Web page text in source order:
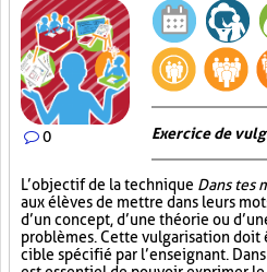
0 Exercice de
L’objectif de la technique Dans tes
aux élèves de mettre dans leurs
d’un concept, d’une théorie ou
problèmes. Cette vulgarisation doit
cible spécifié par l’enseignant.